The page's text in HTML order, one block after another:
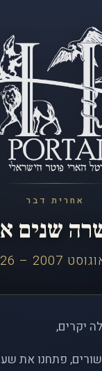
אחרית דבר
שנים
יקרים,